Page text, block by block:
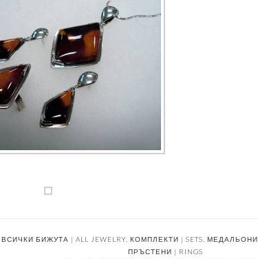
ВСИЧКИ БИЖУТА | ALL JEWELRY, КОМПЛЕКТИ | SETS МЕДАЛЬОНИ |
ПРЪСТЕНИ | RINGS